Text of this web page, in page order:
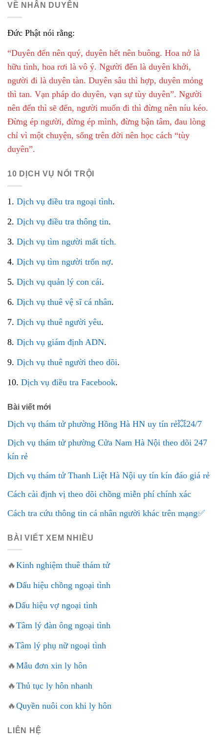
VỀ NHÂN DUYÊN
Đức Phật nói rằng:
“Duyên đến nên quý, duyên hết nên buông. Hoa nở là
hữu tình, hoa rơi là vô ý. Người đến là duyên khởi,
người đi là duyên tàn. Duyên sâu thì hợp, duyên mỏng
thì tan. Vạn pháp do duyên, vạn sự tùy duyên”. Người
nên đến thì sẽ đến, người muốn đi thì đừng nên níu kéo.
Đừng ép người, đừng ép mình, đừng bận tâm, đau lòng
chỉ vì một chuyện, sống trên đời nên học cách “tùy
duyên”.
10 DỊCH VỤ NỔI TRỘI
1. Dịch vụ điều tra ngoại tình.
2. Dịch vụ điều tra thông tin.
3. Dịch vụ tìm người mất tích.
4. Dịch vụ tìm người trốn nợ.
5. Dịch vụ quản lý con cái.
6. Dịch vụ thuê vệ sĩ cá nhân.
7. Dịch vụ thuê người yêu.
8. Dịch vụ giám định ADN.
9. Dịch vụ thuê người theo dõi.
10. Dịch vụ điều tra Facebook.
Bài viết mới
Dịch vụ thám tử phường Hồng Hà HN uy tín rẻ💥24/7
Dịch vụ thám tử phường Cửa Nam Hà Nội theo dõi 247
kín rẻ
Dịch vụ thám tử Thanh Liệt Hà Nội uy tín kín đáo giá rẻ
Cách cài định vị theo dõi chồng miễn phí chính xác
Cách tra cứu thông tin cá nhân người khác trên mạng✅
BÀI VIẾT XEM NHIỀU
🔥Kinh nghiệm thuê thám tử
🔥Dấu hiệu chồng ngoại tình
🔥Dấu hiệu vợ ngoại tình
🔥Tâm lý đàn ông ngoại tình
🔥Tâm lý phụ nữ ngoại tình
🔥Mẫu đơn xin ly hôn
🔥Thủ tục ly hôn nhanh
🔥Quyền nuôi con khi ly hôn
LIÊN HỆ